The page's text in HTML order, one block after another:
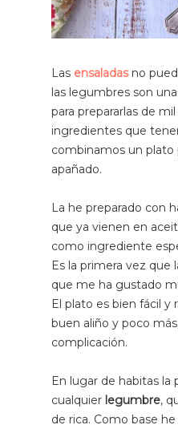
Las ensaladasno
las legumbres son
para prepararlas de
ingredientes que
combinamos un plato
apañado.
La he preparado con
que ya vienen en
como ingrediente
Es la primera vez que
que me ha gustado
El plato es bien fácil y
buen aliño y poco
complicación.
En lugar de habitas la
cualquier legumbre,
de rica. Como base